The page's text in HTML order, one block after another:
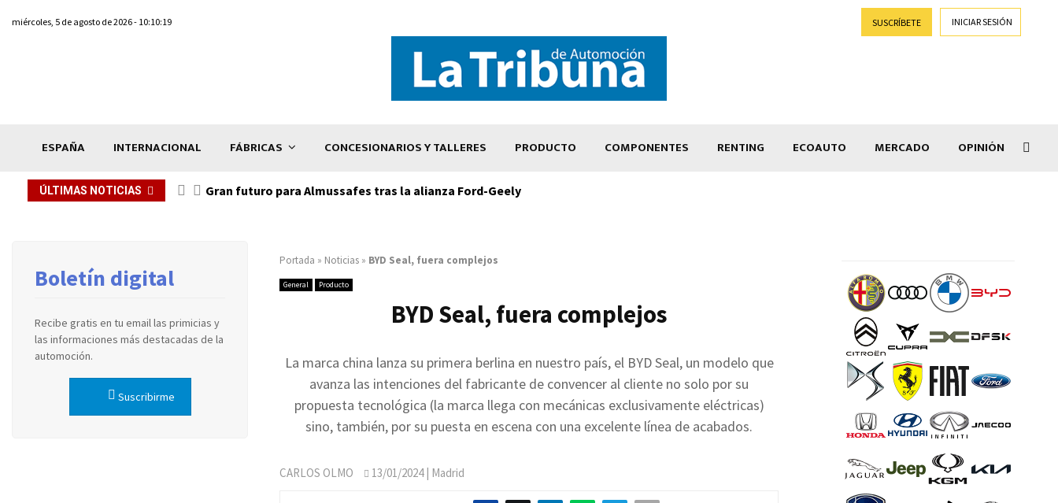
miércoles, 5 de agosto de 2026 - 10:10:19 SUSCRÍBETE INICIAR SESIÓN
ESPAÑA INTERNACIONAL FÁBRICAS CONCESIONARIOS Y TALLERES PRODUCTO COMPONENTES RENTING ECOAUTO MERCADO OPINIÓN
ÚLTIMAS NOTICIAS Gran futuro para Almussafes tras la alianza Ford-Geely
Portada » Noticias » BYD Seal, fuera complejos
General Producto
BYD Seal, fuera complejos
La marca china lanza su primera berlina en nuestro país, el BYD Seal, un modelo que
avanza las intenciones del fabricante de convencer al cliente no solo por su
propuesta tecnológica (la marca llega con mecánicas exclusivamente eléctricas)
sino, también, por su puesta en escena con una excelente línea de acabados.
CARLOS OLMO 13/01/2024| Madrid
Boletín digital
Recibe gratis en tu email las primicias y
las informaciones más destacadas de la
automoción.
Suscribirme